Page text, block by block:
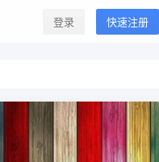
登录 快速注册